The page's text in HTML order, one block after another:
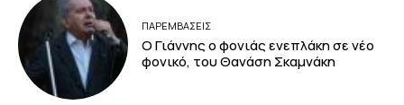
ΠΑΡΕΜΒΑΣΕΙΣ
Ο Γιάννης ο φονιάς ενεπλάκη σε νέο
φονικό, του Θανάση Σκαμνάκη